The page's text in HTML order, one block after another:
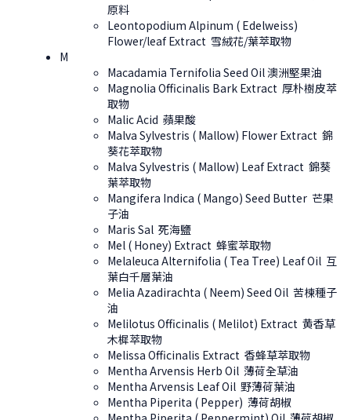
原料
Leontopodium Alpinum ( Edelweiss)
Flower/leaf Extract 雪絨花/葉萃取物
M
Macadamia Ternifolia Seed Oil 澳洲堅果油
Magnolia Officinalis Bark Extract 厚朴樹皮萃
取物
Malic Acid 蘋果酸
Malva Sylvestris ( Mallow) Flower Extract 錦
葵花萃取物
Malva Sylvestris ( Mallow) Leaf Extract 錦葵
葉萃取物
Mangifera Indica ( Mango) Seed Butter 芒果
子油
Maris Sal 死海鹽
Mel ( Honey) Extract 蜂蜜萃取物
Melaleuca Alternifolia ( Tea Tree) Leaf Oil 互
葉白千層葉油
Melia Azadirachta ( Neem) Seed Oil 苦楝種子
油
Melilotus Officinalis ( Melilot) Extract 黄香草
木樨萃取物
Melissa Officinalis Extract 香蜂草萃取物
Mentha Arvensis Herb Oil 薄荷全草油
Mentha Arvensis Leaf Oil 野薄荷葉油
Mentha Piperita ( Pepper) 薄荷胡椒